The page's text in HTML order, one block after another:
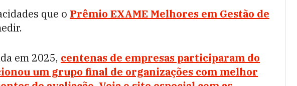
que o Prêmio EXAME Melhores em Gestão de
em 2025, centenas de empresas participaram do
um grupo final de organizações com melhor